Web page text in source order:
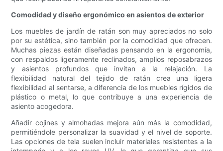
Comodidad y diseño ergonómico en asientos de exterior
Los muebles de jardín de ratán son muy apreciados no solo
por su estética, sino también por la comodidad que ofrecen.
Muchas piezas están diseñadas pensando en la ergonomía,
con respaldos ligeramente reclinados, amplios reposabrazos
y asientos profundos que invitan a la relajación. La
flexibilidad natural del tejido de ratán crea una ligera
flexibilidad al sentarse, a diferencia de los muebles rígidos de
plástico o metal, lo que contribuye a una experiencia de
asiento acogedora.
Añadir cojines y almohadas mejora aún más la comodidad,
permitiéndole personalizar la suavidad y el nivel de soporte.
Las opciones de tela suelen incluir materiales resistentes a la